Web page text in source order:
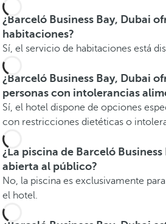
¿Barceló Business Bay, Dubai
habitaciones?
Sí, el servicio de habitaciones está
¿Barceló Business Bay, Dubai
personas con intolerancias
Sí, el hotel dispone de opciones
con restricciones dietéticas o
¿La piscina de Barceló Business
abierta al público?
No, la piscina es exclusivamente
el hotel.